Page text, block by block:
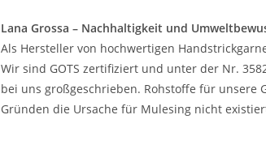
Lana Grossa – Nachhaltigkeit und
Als Hersteller von hochwertigen
Wir sind GOTS zertifiziert und unter der Nr.
bei uns großgeschrieben. Rohstoffe für unsere
Gründen die Ursache für Mulesing nicht